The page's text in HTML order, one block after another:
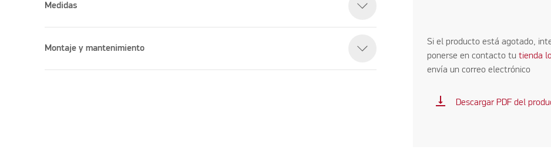
Si el producto está agotado,
ponerse en contacto tutienda
envía un correo electrónico
vertical_align_bottom Descargar PDF del
Medidas
Montaje y mantenimiento